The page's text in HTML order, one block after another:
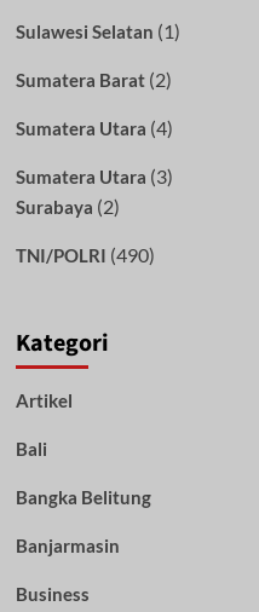
Sulawesi Selatan (1)
Sumatera Barat(2)
Sumatera Utara (4)
Sumatera Utara (3)
Surabaya (2)
TNI/POLRI (490)
Kategori
Artikel
Bali
Bangka Belitung
Banjarmasin
Business